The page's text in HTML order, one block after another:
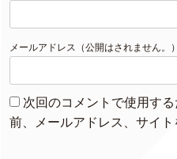
メールアドレス（公開はされません。）
次回のコメントで使用す
前、メールアドレス、サイト